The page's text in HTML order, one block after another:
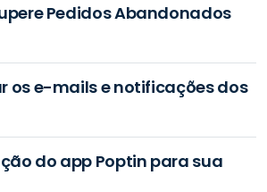
Pedidos Abandonados
os e-mails e notificações dos
do app Poptin para sua